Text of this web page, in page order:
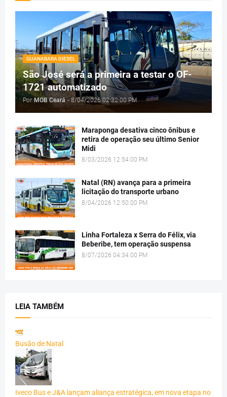
GUANABARA DIESEL
São José será a primeira a testar o OF-
1721 automatizado
Por MOB Ceará - 8/04/2026 02:32:00 PM
Maraponga desativa cinco ônibus e
retira de operação seu último Senior
Midi
8/03/2026 12:54:00 PM
Natal (RN) avança para a primeira
licitação do transporte urbano
8/04/2026 12:50:00 PM
Linha Fortaleza x Serra do Félix, via
Beberibe, tem operação suspensa
8/07/2026 04:34:00 PM
LEIA TAMBÉM
Busão de Natal
Iveco Bus e J&A lançam aliança estratégica, em nova etapa no